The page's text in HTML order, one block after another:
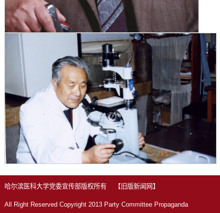
哈尔滨医科大学党委宣传部版权所有 【旧版新闻网】
All Right Reserved Copyright 2013 Party Committee Propaganda